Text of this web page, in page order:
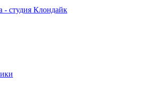
- студия Клондайк